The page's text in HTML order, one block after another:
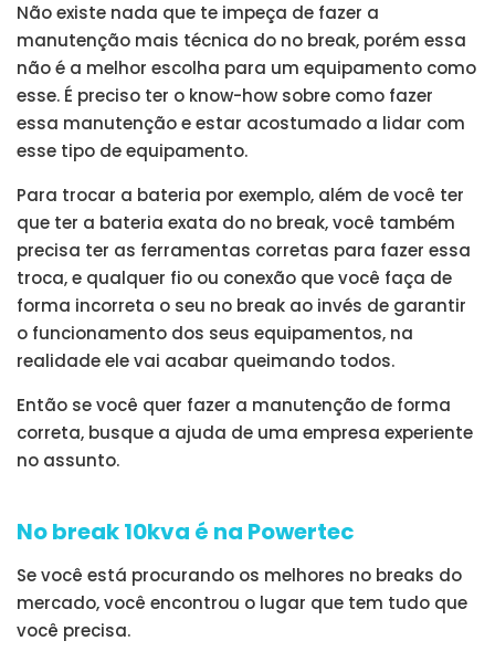
Não existe nada que te impeça de fazer a
manutenção mais técnica do no break, porém essa
não é a melhor escolha para um equipamento como
esse. É preciso ter o know-how sobre como fazer
essa manutenção e estar acostumado a lidar com
esse tipo de equipamento.
Para trocar a bateria por exemplo, além de você ter
que ter a bateria exata do no break, você também
precisa ter as ferramentas corretas para fazer essa
troca, e qualquer fio ou conexão que você faça de
forma incorreta o seu no break ao invés de garantir
o funcionamento dos seus equipamentos, na
realidade ele vai acabar queimando todos.
Então se você quer fazer a manutenção de forma
correta, busque a ajuda de uma empresa experiente
no assunto.
No break 10kva é na Powertec
Se você está procurando os melhores no breaks do
mercado, você encontrou o lugar que tem tudo que
você precisa.